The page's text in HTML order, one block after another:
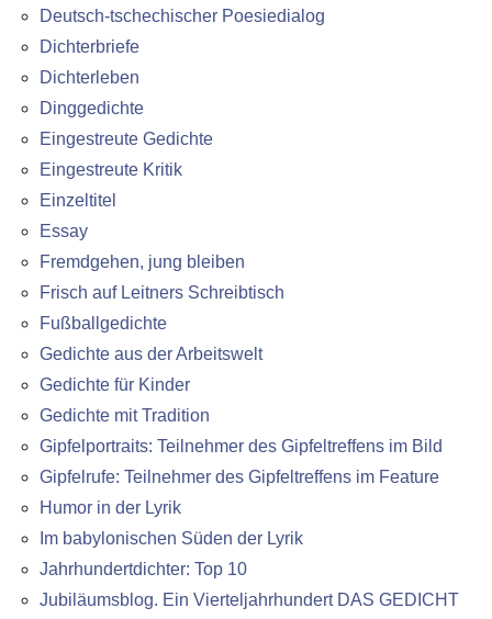
Deutsch-tschechischer Poesiedialog
Dichterbriefe
Dichterleben
Dinggedichte
Eingestreute Gedichte
Eingestreute Kritik
Einzeltitel
Essay
Fremdgehen, jung bleiben
Frisch auf Leitners Schreibtisch
Fußballgedichte
Gedichte aus der Arbeitswelt
Gedichte für Kinder
Gedichte mit Tradition
Gipfelportraits: Teilnehmer des Gipfeltreffens im Bild
Gipfelrufe: Teilnehmer des Gipfeltreffens im Feature
Humor in der Lyrik
Im babylonischen Süden der Lyrik
Jahrhundertdichter: Top 10
Jubiläumsblog. Ein Vierteljahrhundert DAS GEDICHT